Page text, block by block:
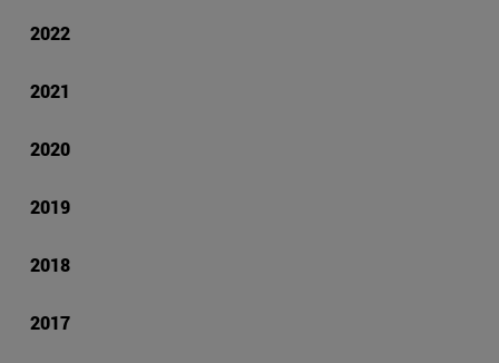
2022
2021
2020
2019
2018
2017